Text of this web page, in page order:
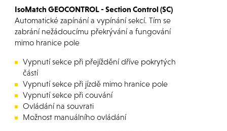
IsoMatch GEOCONTROL - Section Control (SC)
Automatické zapínání a vypínání sekcí. Tím se
zabrání nežádoucímu překrývání a fungování
mimo hranice pole
Vypnutí sekce při přejíždění dříve pokrytých
částí
Vypnutí sekce při jízdě mimo hranice pole
Vypnutí sekce při couvání
Ovládání na souvrati
Možnost manuálního ovládání